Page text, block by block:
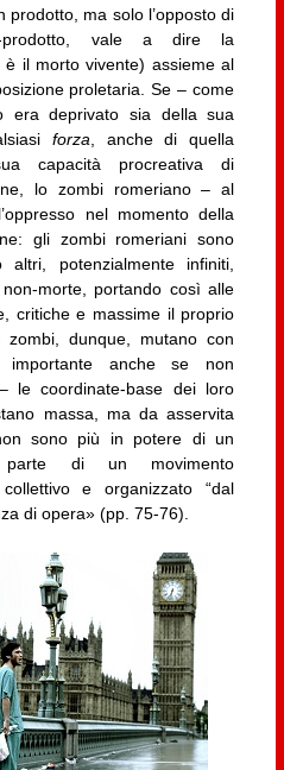
prodotto, ma solo l’opposto di
vale a dire la
il morto vivente) assieme al
proletaria. Se – come
era deprivato sia della sua
forza , anche di quella
capacità procreativa di
lo zombi romeriano – al
nel momento della
gli zombi romeriani sono
potenzialmente infiniti,
morte, portando così alle
critiche e massime il proprio
zombi, dunque, mutano con
anche se non
le coordinate-base dei loro
massa, ma da asservita
sono più in potere di un
di un movimento
e organizzato “dal
di opera» (pp. 75-76).